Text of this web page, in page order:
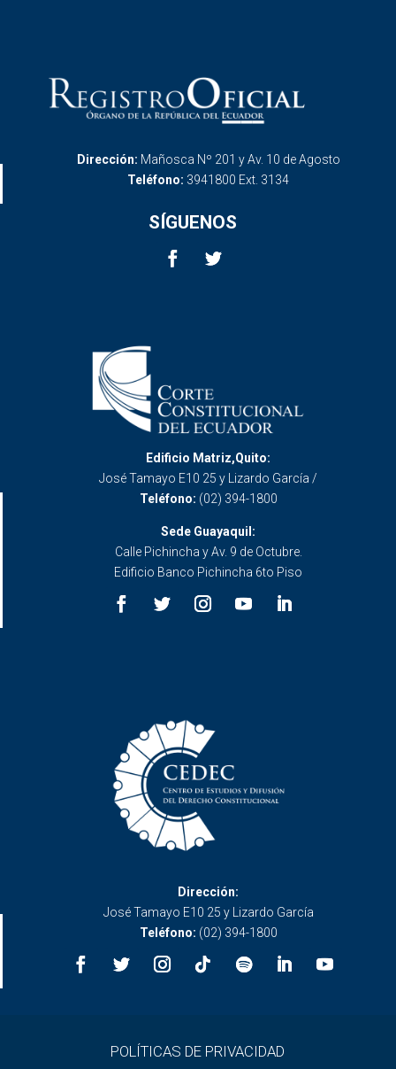
Dirección: Mañosca Nº 201 y Av. 10 de Agosto
Teléfono: 3941800 Ext. 3134
SÍGUENOS
Edificio Matriz,Quito:
José Tamayo E10 25 y Lizardo García /
Teléfono: (02) 394-1800
Sede Guayaquil:
Calle Pichincha y Av. 9 de Octubre.
Edificio Banco Pichincha 6to Piso
Dirección:
José Tamayo E10 25 y Lizardo García
Teléfono: (02) 394-1800
POLÍTICAS DE PRIVACIDAD